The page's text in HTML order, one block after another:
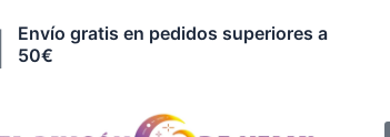
Envío gratis en pedidos superiores a
50€